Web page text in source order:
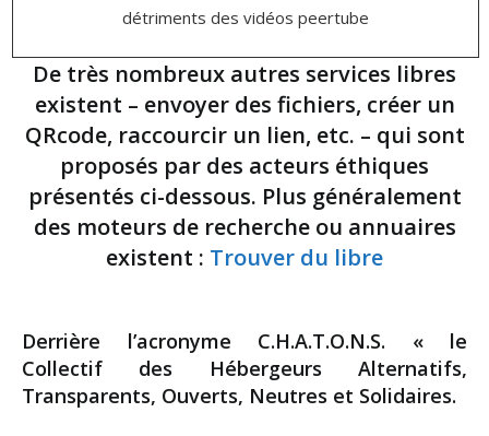
détriments des vidéos peertube
De très nombreux autres services libres
existent – envoyer des fichiers, créer un
QRcode, raccourcir un lien, etc. – qui sont
proposés par des acteurs éthiques
présentés ci-dessous. Plus généralement
des moteurs de recherche ou annuaires
existent : Trouver du libre
Derrière l’acronyme C.H.A.T.O.N.S. « le
Collectif des Hébergeurs Alternatifs,
Transparents, Ouverts, Neutres et Solidaires.